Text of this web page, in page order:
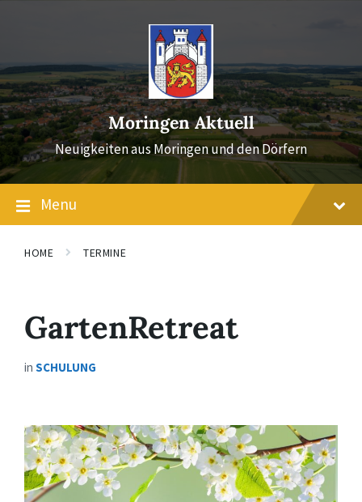
Moringen Aktuell
Neuigkeiten aus Moringen und den Dörfern
Menu
HOME TERMINE
GartenRetreat
in SCHULUNG